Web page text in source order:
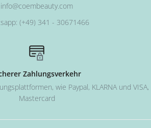
info@coembeauty.com
(+49) 341 - 30671466
Zahlungsverkehr
wie Paypal, KLARNA und VISA,
Mastercard